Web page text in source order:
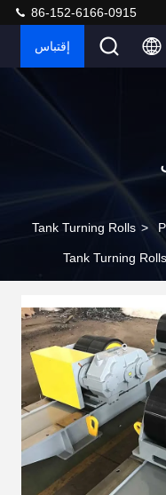
86-152-6166-0915
إقتباس
Tank Turning Rolls >
Tank Turning